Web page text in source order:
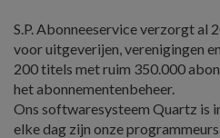
S.P. Abonneeservice verzorgt al
voor uitgeverijen, verenigingen
200 titels met ruim 350.000
het abonnementenbeheer.
Ons softwaresysteem Quartz is
elke dag zijn onze